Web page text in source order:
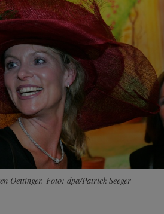
Oettinger. Foto: dpa/Patrick Seeger